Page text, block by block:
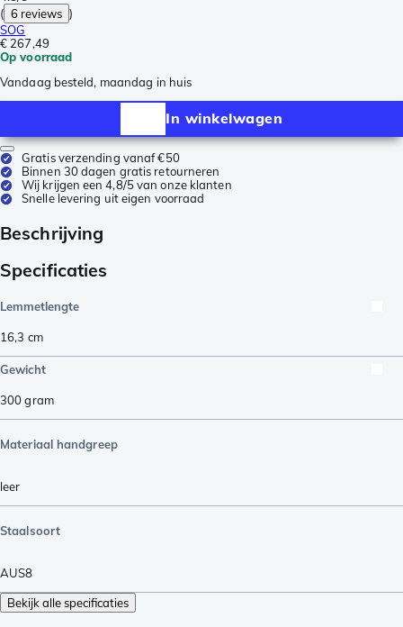
( 6 reviews )
SOG
€ 267,49
Op voorraad
Vandaag besteld, maandag in huis
In winkelwagen
Gratis verzending vanaf €50
Binnen 30 dagen gratis retourneren
Wij krijgen een 4,8/5 van onze klanten
Snelle levering uit eigen voorraad
Beschrijving
Specificaties
Lemmetlengte
16,3 cm
Gewicht
300gram
Materiaal handgreep
leer
Staalsoort
AUS8
Bekijk alle specificaties